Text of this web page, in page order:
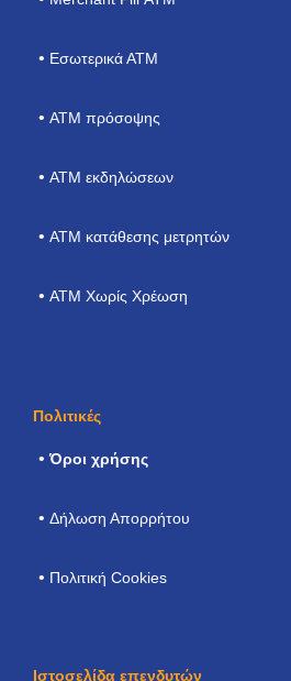
Εσωτερικά ΑΤΜ
ΑΤΜ πρόσοψης
ATM εκδηλώσεων
ΑΤΜ κατάθεσης μετρητών
ATM Χωρίς Χρέωση
Πολιτικές
Όροι χρήσης
Δήλωση Απορρήτου
Πολιτική Cookies
Ιστοσελίδα επενδυτών